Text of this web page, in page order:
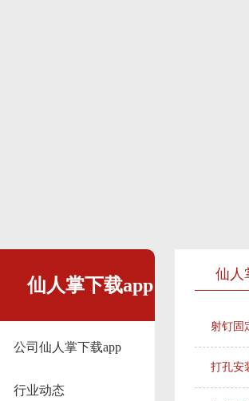
仙人掌下载app
动态
公司仙人掌下载app
行业动态
仙人
射钉固
打孔安